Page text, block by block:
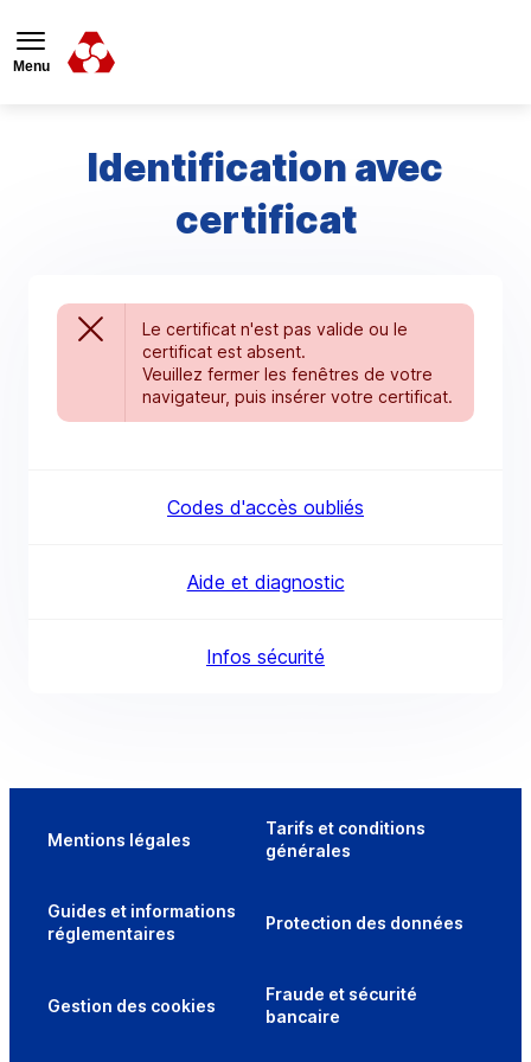
Menu
Identification avec
certificat
Le certificat n'est pas valide ou le
certificat est absent.
Veuillez fermer les fenêtres de votre
navigateur, puis insérer votre certificat.
Codes d'accès oubliés
Aide et diagnostic
Infos sécurité
Mentions légales
Tarifs et conditions
générales
Guides et informations
réglementaires
Protection des données
Gestion des cookies
Fraude et sécurité
bancaire